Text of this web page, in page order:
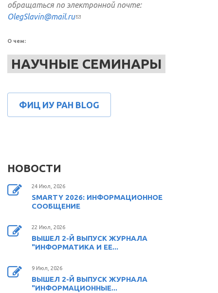
обращаться по электронной почте:
OlegSlavin@mail.ru(ссылка для отправки email)
О чем:
НАУЧНЫЕ СЕМИНАРЫ
ФИЦ ИУ РАН BLOG
НОВОСТИ
24 Июл, 2026
SMARTY 2026: ИНФОРМАЦИОННОЕ
СООБЩЕНИЕ
22 Июл, 2026
ВЫШЕЛ 2-Й ВЫПУСК ЖУРНАЛА
"ИНФОРМАТИКА И ЕЕ...
9 Июл, 2026
ВЫШЕЛ 2-Й ВЫПУСК ЖУРНАЛА
"ИНФОРМАЦИОННЫЕ...